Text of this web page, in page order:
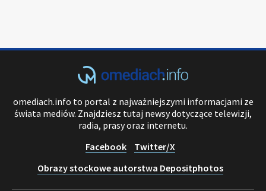
omediach.info to portal z najważniejszymi informacjami ze
świata mediów. Znajdziesz tutaj newsy dotyczące telewizji,
radia, prasy oraz internetu.
Facebook
Twitter/X
Obrazy stockowe autorstwa Depositphotos